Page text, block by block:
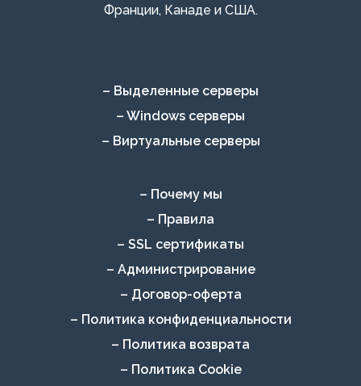
Франции, Канаде и США.
– Выделенные серверы
– Windows серверы
– Виртуальные серверы
– Почему мы
– Правила
– SSL сертификаты
– Администрирование
– Договор-оферта
– Политика конфиденциальности
– Политика возврата
– Политика Cookie